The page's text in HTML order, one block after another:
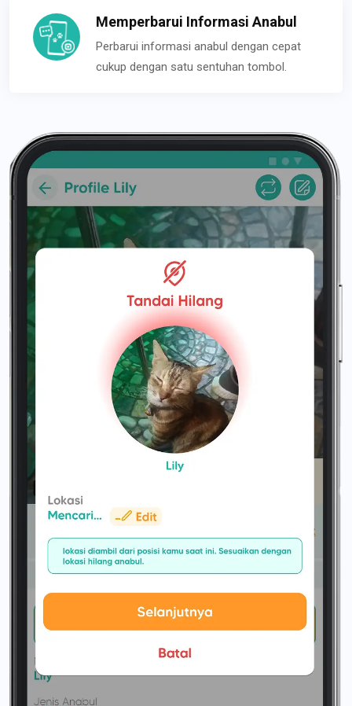
Memperbarui Informasi Anabul
Perbarui informasi anabul dengan cepat
cukup dengan satu sentuhan tombol.